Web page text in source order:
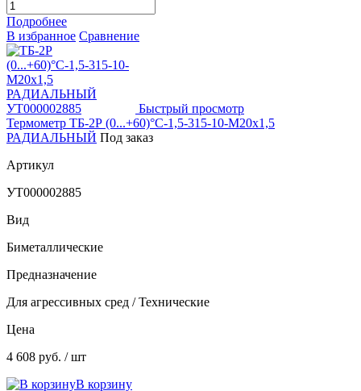
Подробнее
В избранное Сравнение
Быстрый просмотр
Термометр ТБ-2Р (0...+60)°С-1,5-315-10-М20х1,5
РАДИАЛЬНЫЙ Под заказ
Артикул
УТ000002885
Вид
Биметаллические
Предназначение
Для агрессивных сред / Технические
Цена
4 608 руб. / шт
В корзину